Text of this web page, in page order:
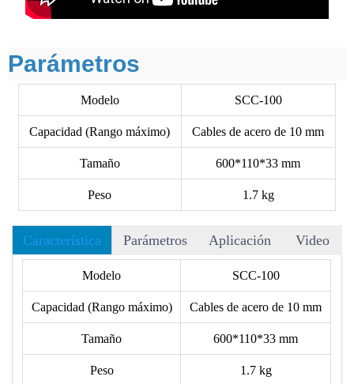
Parámetros
Modelo SCC-100
Capacidad (Rango máximo) Cables de acero de 10 mm
Tamaño 600*110*33 mm
Peso 1.7 kg
Característica Parámetros Aplicación Video
Modelo SCC-100
Capacidad (Rango máximo) Cables de acero de 10 mm
Tamaño 600*110*33 mm
Peso 1.7 kg
• Para cortar cables de acero de hasta Φ10 mm.
• Diseñado según la ergonomía humana para ahorrar mano de
obra.
• Las cuchillas son del tipo forjado.
• Estructura ligera y compacta.
• Los mangos son de aleación de AL con empuñaduras de